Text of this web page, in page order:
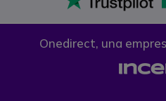
Onedirect, una